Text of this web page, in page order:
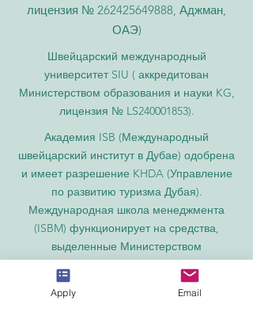
лицензия № 262425649888, Аджман,
ОАЭ)
Швейцарский международный
университет SIU ( аккредитован
Министерством образования и науки KG,
лицензия № LS240001853).
Академия ISB (Международный
швейцарский институт в Дубае) одобрена
и имеет разрешение KHDA (Управление
по развитию туризма Дубая).
Международная школа менеджмента
(ISBM) функционирует на средства,
выделенные Министерством
образования.
Бизнес-школа ISBM входит в число
Apply Email